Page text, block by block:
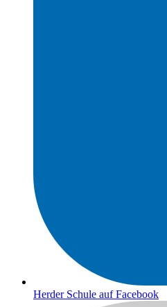
Herder Schule auf Facebook